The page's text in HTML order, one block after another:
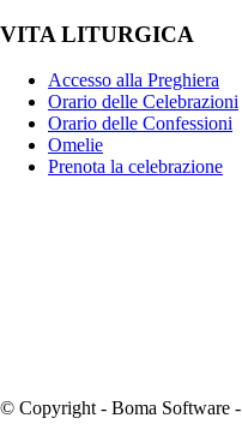
VITA LITURGICA
Accesso alla Preghiera
Orario delle Celebrazioni
Orario delle Confessioni
Omelie
Prenota la celebrazione
© Copyright - Boma Software -